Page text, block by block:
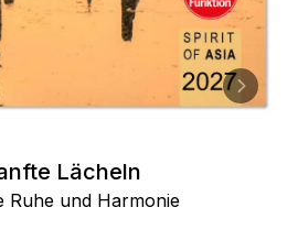
Lächeln
Ruhe und Harmonie